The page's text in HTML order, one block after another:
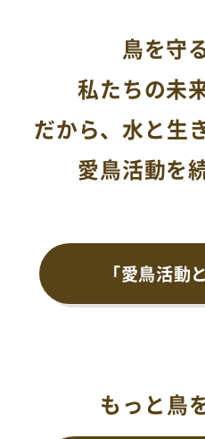
鳥を守
私たちの未
だから、水と生
愛鳥活動を
「愛鳥活動
もっと鳥